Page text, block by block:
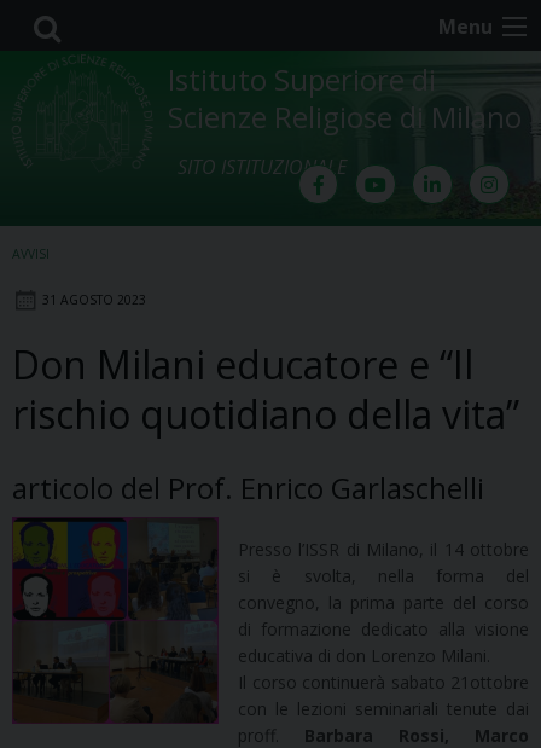
Skip
content
Menu
Istituto Superiore di
Scienze Religiose di Milano
SITO ISTITUZIONALE
AVVISI
31 AGOSTO 2023
Don Milani educatore e “Il
rischio quotidiano della vita”
articolo del Prof. Enrico Garlaschelli
Presso l’ISSR di Milano, il 14 ottobre
si è svolta, nella forma del
convegno, la prima parte del corso
di formazione dedicato alla visione
educativa di don Lorenzo Milani.
Il corso continuerà sabato 21ottobre
con le lezioni seminariali tenute dai
proff. Barbara Rossi, Marco